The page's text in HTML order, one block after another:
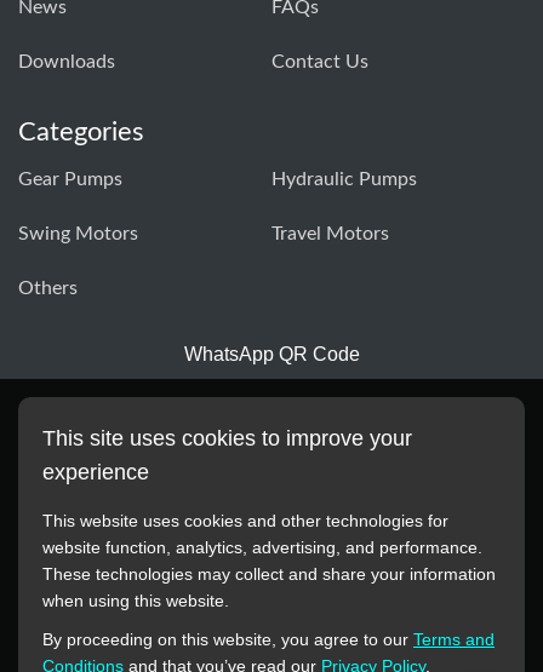
News FAQs
Downloads Contact Us
Categories
Gear Pumps Hydraulic Pumps
Swing Motors Travel Motors
Others
WhatsApp QR Code
All manufacturer names, images, trademarks, descriptions,
reference purposes only. This website has no authorization or
This site uses cookies to improve your
experience
This website uses cookies and other technologies for
website function, analytics, advertising, and performance.
These technologies may collect and share your information
when using this website.
By proceeding on this website, you agree to our Terms and
Conditions and that you’ve read our Privacy Policy.